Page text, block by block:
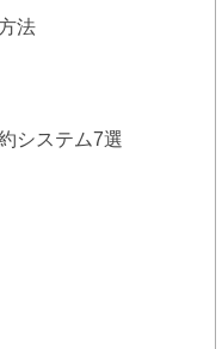
法
システム7選